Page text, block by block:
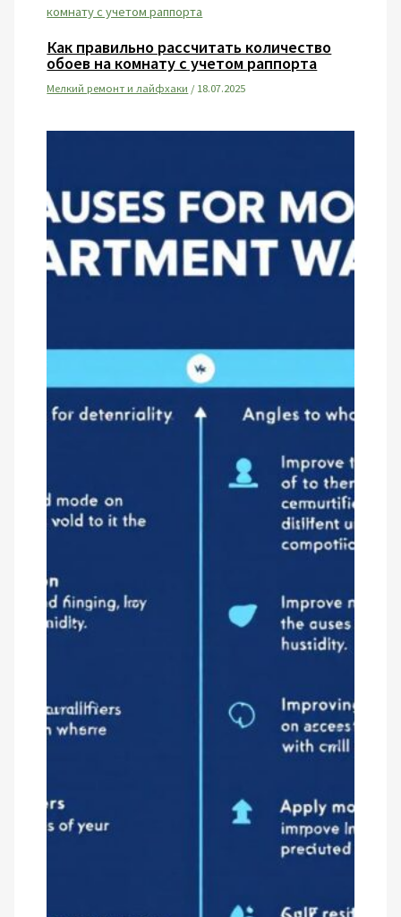
Как правильно рассчитать количество
обоев на комнату с учетом раппорта
Мелкий ремонт и лайфхаки /18.07.2025